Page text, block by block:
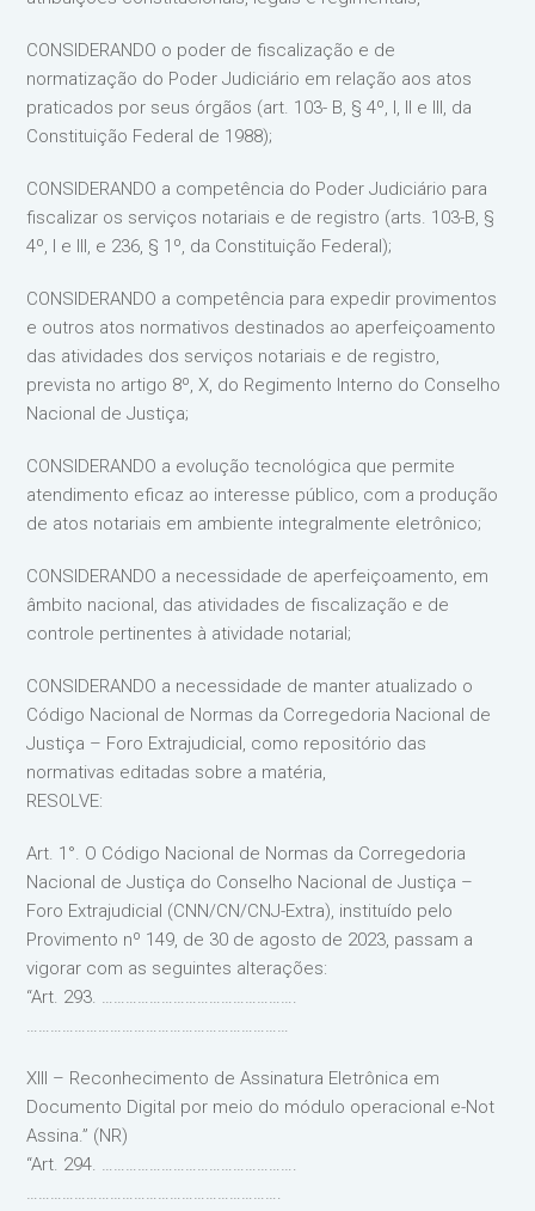
CONSIDERANDO o poder de fiscalização e de
normatização do Poder Judiciário em relação aos atos
praticados por seus órgãos (art. 103- B, § 4º, I, II e III, da
Constituição Federal de 1988);
CONSIDERANDO a competência do Poder Judiciário para
fiscalizar os serviços notariais e de registro (arts. 103-B, §
4º, I e III, e 236, § 1º, da Constituição Federal);
CONSIDERANDO a competência para expedir provimentos
e outros atos normativos destinados ao aperfeiçoamento
das atividades dos serviços notariais e de registro,
prevista no artigo 8º, X, do Regimento Interno do Conselho
Nacional de Justiça;
CONSIDERANDO a evolução tecnológica que permite
atendimento eficaz ao interesse público, com a produção
de atos notariais em ambiente integralmente eletrônico;
CONSIDERANDO a necessidade de aperfeiçoamento, em
âmbito nacional, das atividades de fiscalização e de
controle pertinentes à atividade notarial;
CONSIDERANDO a necessidade de manter atualizado o
Código Nacional de Normas da Corregedoria Nacional de
Justiça – Foro Extrajudicial, como repositório das
normativas editadas sobre a matéria,
RESOLVE:
Art. 1°. O Código Nacional de Normas da Corregedoria
Nacional de Justiça do Conselho Nacional de Justiça –
Foro Extrajudicial (CNN/CN/CNJ-Extra), instituído pelo
Provimento nº 149, de 30 de agosto de 2023, passam a
vigorar com as seguintes alterações:
“Art. 293. ………………………………………….
…………………………………………………………
XIII – Reconhecimento de Assinatura Eletrônica em
Documento Digital por meio do módulo operacional e-Not
Assina.” (NR)
“Art. 294. ………………………………………….
……………………………………………………….